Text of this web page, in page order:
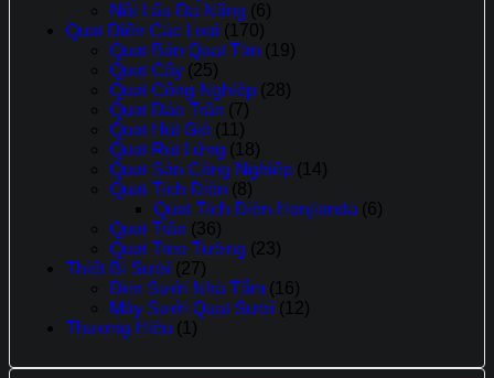
Nồi Lẩu Đa Năng (6)
Quạt Điện Các Loại (170)
Quạt Bàn Quạt Tản (19)
Quạt Cây (25)
Quạt Công Nghiệp (28)
Quạt Đảo Trần (7)
Quạt Hút Gió (11)
Quạt Rút Lửng (18)
Quạt Sàn Công Nghiệp (14)
Quạt Tích Điện (8)
Quạt Tích Điện Honjianda (6)
Quạt Trần (36)
Quạt Treo Tường (23)
Thiết Bị Sưởi (27)
Đèn Sưởi Nhà Tắm (16)
Máy Sưởi Quạt Sưởi (12)
Thương Hiệu (1)